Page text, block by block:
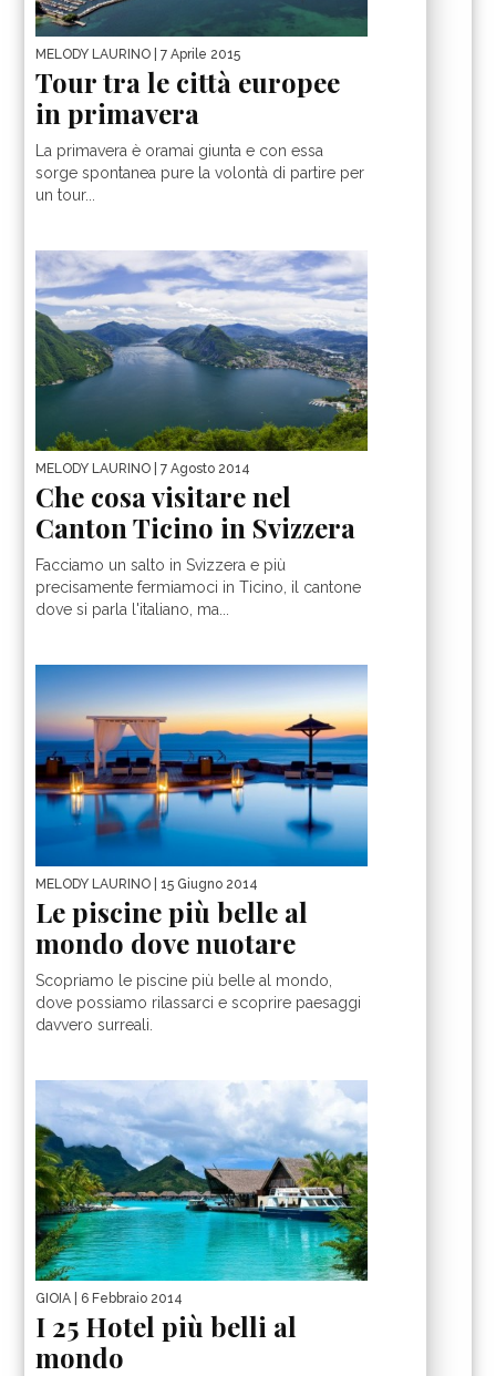
MELODY LAURINO | 7 Aprile 2015
Tour tra le città europee
in primavera
La primavera è oramai giunta e con essa
sorge spontanea pure la volontà di partire per
un tour...
MELODY LAURINO | 7 Agosto 2014
Che cosa visitare nel
Canton Ticino in Svizzera
Facciamo un salto in Svizzera e più
precisamente fermiamoci in Ticino, il cantone
dove si parla l'italiano, ma...
MELODY LAURINO | 15 Giugno 2014
Le piscine più belle al
mondo dove nuotare
Scopriamo le piscine più belle al mondo,
dove possiamo rilassarci e scoprire paesaggi
davvero surreali.
GIOIA | 6 Febbraio 2014
I 25 Hotel più belli al
mondo